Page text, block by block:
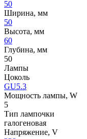
50
Ширина, мм
50
Высота, мм
60
Глубина, мм
50
Лампы
Цоколь
GU5.3
Мощность лампы, W
5
Тип лампочки
галогеновая
Напряжение, V